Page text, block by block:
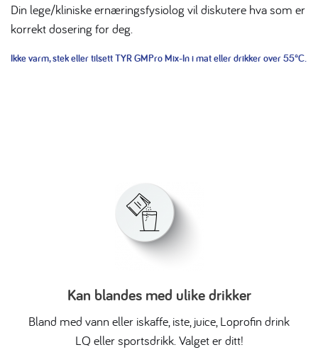
Din lege/kliniske ernæringsfysiolog vil diskutere hva som er
korrekt dosering for deg.
Ikke varm, stek eller tilsett TYR GMPro Mix-In i mat eller drikker over 55°C.
Kan blandes med ulike drikker
Bland med vann eller iskaffe, iste, juice, Loprofin drink
LQ eller sportsdrikk. Valget er ditt!